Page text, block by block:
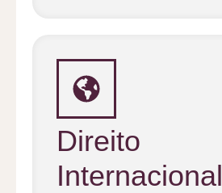
Direito
Internacional